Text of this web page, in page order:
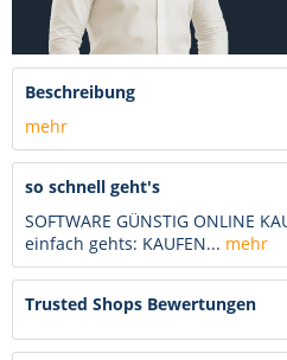
Beschreibung
mehr
so schnell geht's
SOFTWARE GÜNSTIG ONLINE
einfach gehts: KAUFEN... mehr
Trusted Shops Bewertungen